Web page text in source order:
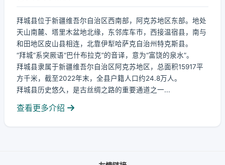
拜城县位于新疆维吾尔自治区西南部，阿克苏地区东部。地处
天山南麓、塔里木盆地北缘，东邻库车市，西接温宿县，南与
和田地区皮山县相连，北靠伊犁哈萨克自治州特克斯县。
“拜城”系突厥语“巴什布拉克”的音译，意为“富饶的泉水”。
拜城县隶属于新疆维吾尔自治区阿克苏地区，总面积15917平
方千米，截至2022年末，全县户籍人口约24.8万人。
拜城县历史悠久，是古丝绸之路的重要通道之一...
查看更多介绍